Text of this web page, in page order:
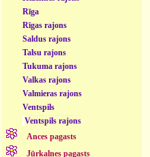
Rīga
Rīgas rajons
Saldus rajons
Talsu rajons
Tukuma rajons
Valkas rajons
Valmieras rajons
Ventspils
Ventspils rajons
Ances pagasts
Jūrkalnes pagasts